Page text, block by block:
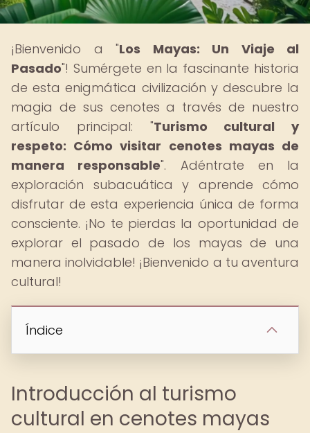
¡Bienvenido a "Los Mayas: Un Viaje al
Pasado"! Sumérgete en la fascinante historia
de esta enigmática civilización y descubre la
magia de sus cenotes a través de nuestro
artículo principal: "Turismo cultural y
respeto: Cómo visitar cenotes mayas de
manera responsable". Adéntrate en la
exploración subacuática y aprende cómo
disfrutar de esta experiencia única de forma
consciente. ¡No te pierdas la oportunidad de
explorar el pasado de los mayas de una
manera inolvidable! ¡Bienvenido a tu aventura
cultural!
Índice
Introducción al turismo
cultural en cenotes mayas